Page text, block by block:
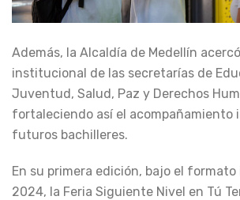
Además, la Alcaldía de Medellín
institucional de las secretarías de
Juventud, Salud, Paz y Derechos
fortaleciendo así el acompañamiento
futuros bachilleres.
En su primera edición, bajo el
2024, la Feria Siguiente Nivel en Tú